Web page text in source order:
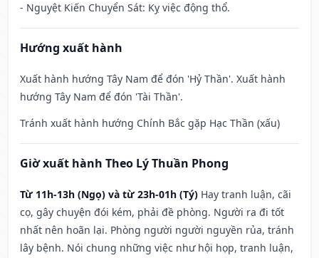
- Nguyệt Kiến Chuyển Sát: Kỵ việc động thổ.
Hướng xuất hành
Xuất hành hướng Tây Nam để đón 'Hỷ Thần'. Xuất hành
hướng Tây Nam để đón 'Tài Thần'.
Tránh xuất hành hướng Chính Bắc gặp Hạc Thần (xấu)
Giờ xuất hành Theo Lý Thuần Phong
Từ 11h-13h (Ngọ) và từ 23h-01h (Tý) Hay tranh luận, cãi
cọ, gây chuyện đói kém, phải đề phòng. Người ra đi tốt
nhất nên hoãn lại. Phòng người người nguyền rủa, tránh
lây bệnh. Nói chung những việc như hội họp, tranh luận,